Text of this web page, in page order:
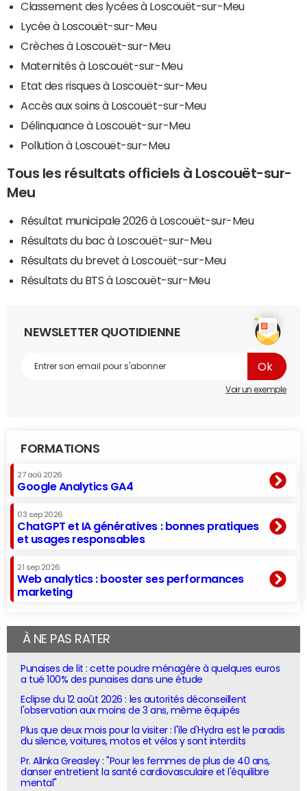
Classement des lycées à Loscouët-sur-Meu
Lycée à Loscouët-sur-Meu
Crèches à Loscouët-sur-Meu
Maternités à Loscouët-sur-Meu
Etat des risques à Loscouët-sur-Meu
Accès aux soins à Loscouët-sur-Meu
Délinquance à Loscouët-sur-Meu
Pollution à Loscouët-sur-Meu
Tous les résultats officiels à Loscouët-sur-
Meu
Résultat municipale 2026 à Loscouët-sur-Meu
Résultats du bac à Loscouët-sur-Meu
Résultats du brevet à Loscouët-sur-Meu
Résultats du BTS à Loscouët-sur-Meu
NEWSLETTER QUOTIDIENNE
Voir un exemple
FORMATIONS
27 aoû 2026
Google Analytics GA4
03 sep 2026
ChatGPT et IA génératives : bonnes pratiques
et usages responsables
21 sep 2026
Web analytics : booster ses performances
marketing
À NE PAS RATER
Punaises de lit : cette poudre ménagère à quelques euros
a tué 100% des punaises dans une étude
Eclipse du 12 août 2026 : les autorités déconseillent
l'observation aux moins de 3 ans, même équipés
Plus que deux mois pour la visiter : l'île d'Hydra est le paradis
du silence, voitures, motos et vélos y sont interdits
Pr. Alinka Greasley : "Pour les femmes de plus de 40 ans,
danser entretient la santé cardiovasculaire et l'équilibre
mental"